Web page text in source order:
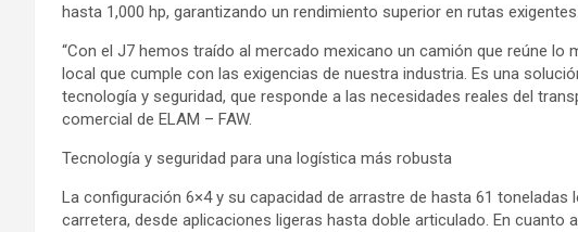
hasta 1,000 hp, garantizando un rendimiento superior en rutas exigentes.
“Con el J7 hemos traído al mercado mexicano un camión que reúne lo
local que cumple con las exigencias de nuestra industria. Es una
tecnología y seguridad, que responde a las necesidades reales del
comercial de ELAM – FAW.
Tecnología y seguridad para una logística más robusta
La configuración 6×4 y su capacidad de arrastre de hasta 61 toneladas
carretera, desde aplicaciones ligeras hasta doble articulado. En cuanto